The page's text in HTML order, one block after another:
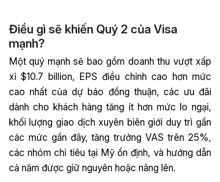
Điều gì sẽ khiến Quý 2 của Visa
mạnh?
Một quý mạnh sẽ bao gồm doanh thu vượt xấp
xỉ $10.7 billion, EPS điều chỉnh cao hơn mức
cao nhất của dự báo đồng thuận, các ưu đãi
dành cho khách hàng tăng ít hơn mức lo ngại,
khối lượng giao dịch xuyên biên giới duy trì gần
các mức gần đây, tăng trưởng VAS trên 25%,
các nhóm chi tiêu tại Mỹ ổn định, và hướng dẫn
cả năm được giữ nguyên hoặc nâng lên.